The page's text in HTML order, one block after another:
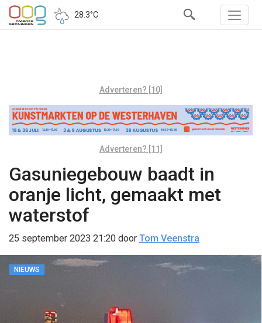
28.3°C
Adverteren? [10]
Adverteren? [11]
Gasuniegebouw baadt in
oranje licht, gemaakt met
waterstof
25 september 2023 21:20 door Tom Veenstra
NIEUWS